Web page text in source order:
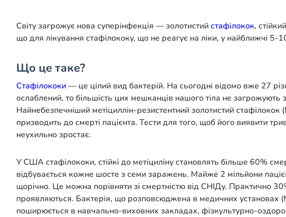
Світу загрожує нова суперінфекція — золотистийстафілокок,
що для лікування стафілококу, що не реагує на ліки, у найближчі 5-
Що це таке?
Стафілококи— це цілий вид бактерій. На сьогодні відомо вже 27
ослаблений, то більшість цих мешканців нашого тіла не
Найнебезпечніший метіциллін-резистентний золотистий
призводить до смерті пацієнта. Тести для того, щоб його виявити
неухильно зростає.
У США стафілококи, стійкі до метіциліну становлять більше 60%
відбувається кожне шосте з семи заражень. Майже 2 мільйони
щорічно. Це можна порівняти зі смертністю від СНІДу. Практично
проявляються. Бактерія, що розповсюджена в медичних установах
поширюється в навчально-виховних закладах, фізкультурно-